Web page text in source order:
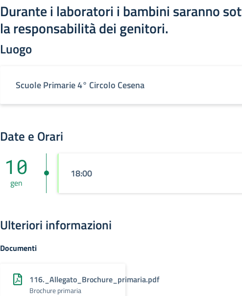
Durante i laboratori i bambini saranno
la responsabilità dei genitori.
Luogo
Scuole Primarie 4° Circolo Cesena
Date e Orari
10
gen
18:00
Ulteriori informazioni
Documenti
116._Allegato_Brochure_primaria.pdf
Brochure primaria